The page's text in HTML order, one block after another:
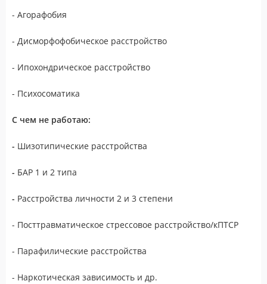
- Агорафобия
- Дисморфофобическое расстройство
- Ипохондрическое расстройство
- Психосоматика
С чем не работаю:
- Шизотипические расстройства
- БАР 1 и 2 типа
- Расстройства личности 2 и 3 степени
- Посттравматическое стрессовое расстройство/кПТСР
- Парафилические расстройства
- Наркотическая зависимость и др.